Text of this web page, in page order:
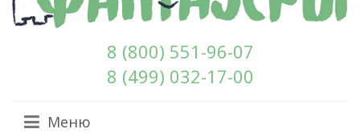
8 (800) 551-96-07
8 (499) 032-17-00
Меню